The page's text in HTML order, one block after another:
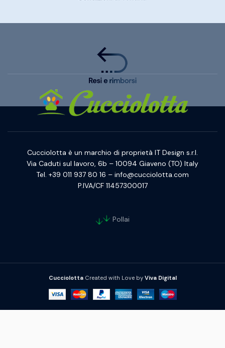
Cucciolotta è un marchio di proprietà IT Design s.r.l.
Via Caduti sul lavoro, 6b – 10094 Giaveno (TO) Italy
Tel. +39 011 937 80 16 – info@cucciolotta.com
P.IVA/CF 11457300017
Pollai
Cucciolotta Created with Love by Viva Digital